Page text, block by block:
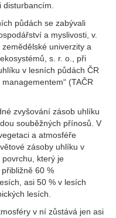
půdách se zabývali
a myslivosti, v.
univerzity a
s. r. o., při
v lesních půdách ČR
(TAČR
zvyšování zásob uhlíku
souběžných přínosů. V
a atmosféře
zásoby uhlíku v
který je
60 %
asi 50 % v lesích
lesích.
v ní zůstává jen asi